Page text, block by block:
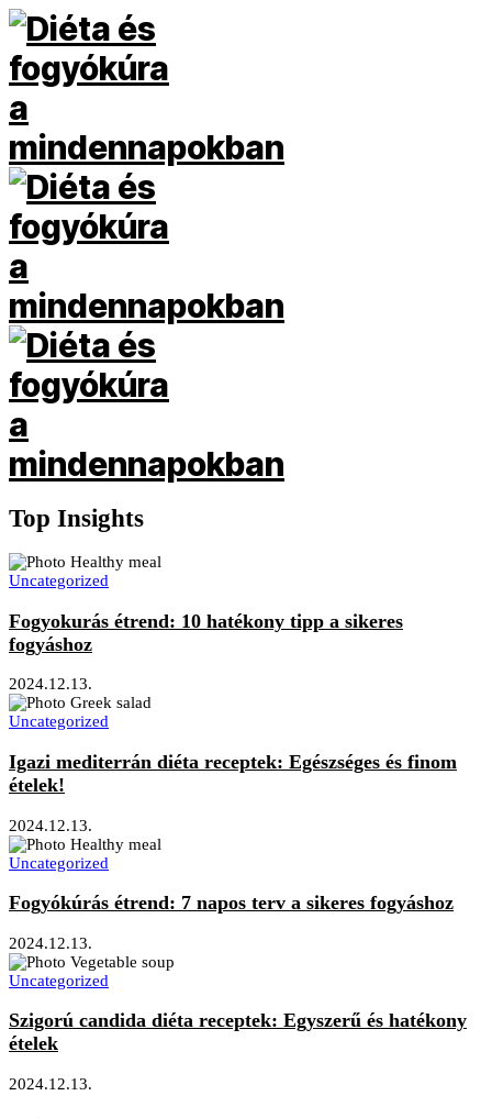
Top Insights
Uncategorized
Fogyokurás étrend: 10 hatékony tipp a sikeres
fogyáshoz
2024.12.13.
Uncategorized
Igazi mediterrán diéta receptek: Egészséges és finom
ételek!
2024.12.13.
Uncategorized
Fogyókúrás étrend: 7 napos terv a sikeres fogyáshoz
2024.12.13.
Uncategorized
Szigorú candida diéta receptek: Egyszerű és hatékony
ételek
2024.12.13.